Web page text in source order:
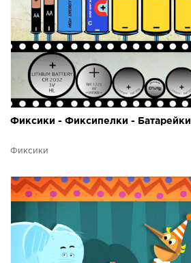
Фиксики - Фиксипелки - Батарейки
Фиксики